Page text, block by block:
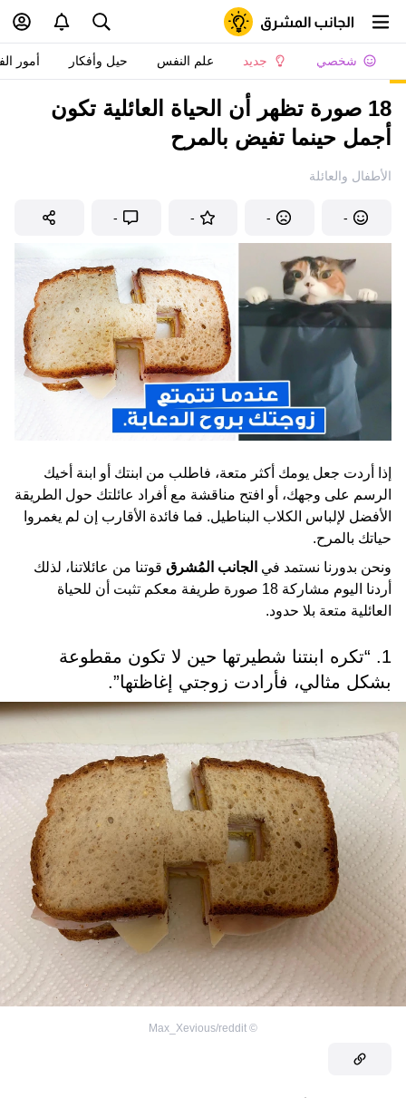
شخصي جديد علم النفس حيل وأفكار أمور
18 صورة تظهر أن الحياة العائلية تكون
أجمل حينما تفيض بالمرح
الأطفال والعائلة
-
-
-
-
إذا أردت جعل يومك أكثر متعة، فاطلب من ابنتك أو ابنة أخيك
الرسم على وجهك، أو افتح مناقشة مع أفراد عائلتك حول الطريقة
الأفضل لإلباس الكلاب البناطيل. فما فائدة الأقارب إن لم يغمروا
حياتك بالمرح.
ونحن بدورنا نستمد في الجانب المُشرق قوتنا من عائلاتنا، لذلك
أردنا اليوم مشاركة 18 صورة طريفة معكم تثبت أن للحياة
العائلية متعة بلا حدود.
1. “تكره ابنتنا شطيرتها حين لا تكون مقطوعة
بشكل مثالي، فأرادت زوجتي إغاظتها”.
©
Max_Xevious/reddit